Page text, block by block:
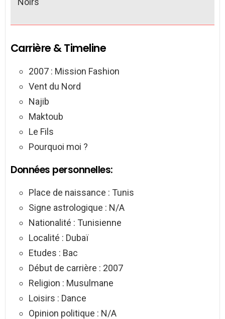
Carrière & Timeline
2007 : Mission Fashion
Vent du Nord
Najib
Maktoub
Le Fils
Pourquoi moi ?
Données personnelles:
Place de naissance : Tunis
Signe astrologique : N/A
Nationalité : Tunisienne
Localité : Dubaï
Etudes : Bac
Début de carrière : 2007
Religion : Musulmane
Loisirs : Dance
Opinion politique : N/A